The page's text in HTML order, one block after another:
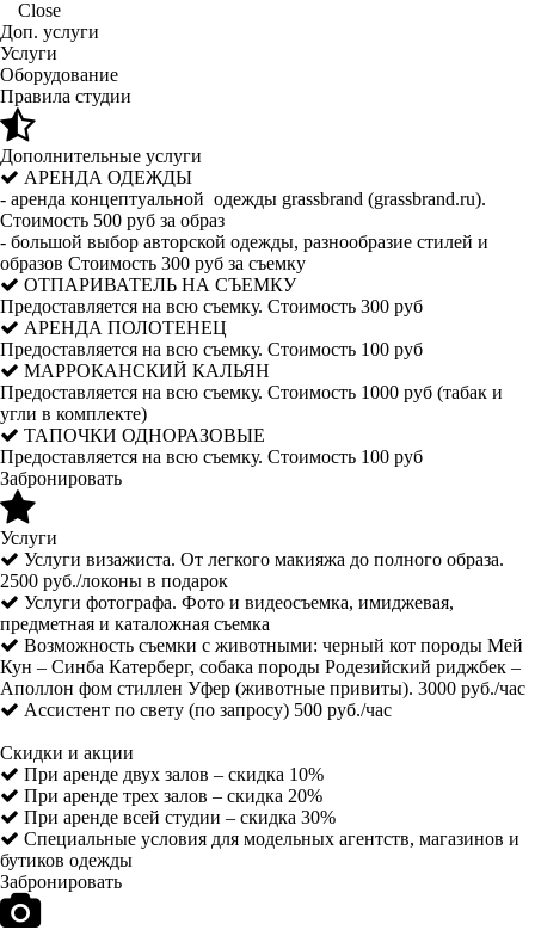
Close
Доп. услуги
Услуги
Оборудование
Правила студии
Дополнительные услуги
АРЕНДА ОДЕЖДЫ
- аренда концептуальной одежды grassbrand (grassbrand.ru).
Стоимость 500 руб за образ
- большой выбор авторской одежды, разнообразие стилей и
образов Стоимость 300 руб за съемку
ОТПАРИВАТЕЛЬ НА СЪЕМКУ
Предоставляется на всю съемку. Стоимость 300 руб
АРЕНДА ПОЛОТЕНЕЦ
Предоставляется на всю съемку. Стоимость 100 руб
МАРРОКАНСКИЙ КАЛЬЯН
Предоставляется на всю съемку. Стоимость 1000 руб (табак и
угли в комплекте)
ТАПОЧКИ ОДНОРАЗОВЫЕ
Предоставляется на всю съемку. Стоимость 100 руб
Забронировать
Услуги
Услуги визажиста. От легкого макияжа до полного образа.
2500 руб./локоны в подарок
Услуги фотографа. Фото и видеосъемка, имиджевая,
предметная и каталожная съемка
Возможность съемки с животными: черный кот породы Мей
Кун – Синба Катерберг, собака породы Родезийский риджбек –
Аполлон фом стиллен Уфер (животные привиты). 3000 руб./час
Ассистент по свету (по запросу) 500 руб./час
Скидки и акции
При аренде двух залов – скидка 10%
При аренде трех залов – скидка 20%
При аренде всей студии – скидка 30%
Специальные условия для модельных агентств, магазинов и
бутиков одежды
Забронировать